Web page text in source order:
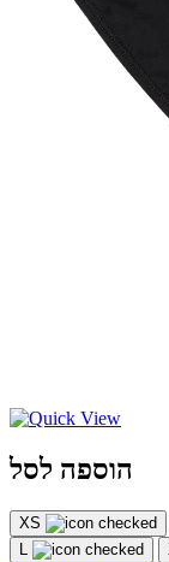
הוספה לסל
XS
L